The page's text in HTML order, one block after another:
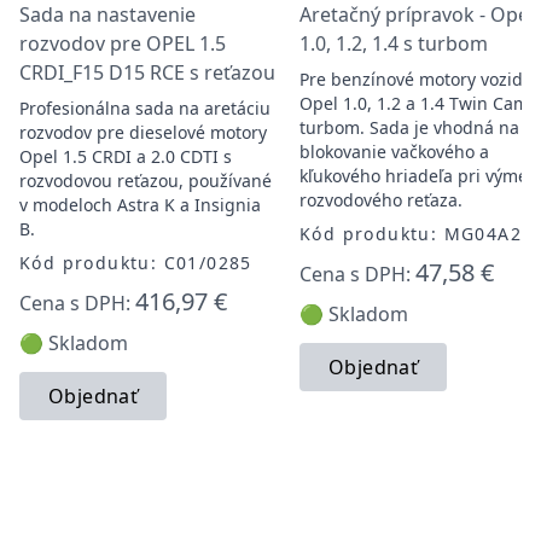
Sada na nastavenie
rozvodov pre OPEL 1.5
CRDI_F15 D15 RCE s reťazou
Profesionálna sada na aretáciu
rozvodov pre dieselové motory
Opel 1.5 CRDI a 2.0 CDTI s
rozvodovou reťazou, používané
v modeloch Astra K a Insignia
B.
Kód produktu: C01/0285
Cena s DPH: 416,97 €
🟢 Skladom
Objednať
Aretačný prípravok - Opel
1.0, 1.2, 1.4 s turbom
Pre benzínové motory vozidiel
Opel 1.0, 1.2 a 1.4 Twin Cam s
turbom. Sada je vhodná na
blokovanie vačkového a
kľukového hriadeľa pri
rozvodového reťaza.
Kód produktu:
Cena s DPH: 47,58 €
🟢 Skladom
Objednať